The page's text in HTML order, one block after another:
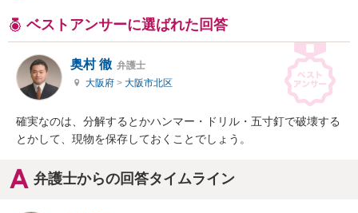
ベストアンサーに選ばれた回答
奥村 徹 弁護士
大阪府 > 大阪市北区
確実なのは、分解するとかハンマー・ドリル・五寸釘で破壊する
とかして、現物を保存しておくことでしょう。
弁護士からの回答タイムライン